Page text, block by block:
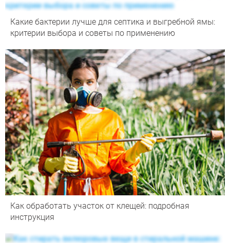
Какие бактерии лучше для септика и выгребной ямы:
критерии выбора и советы по применению
Как обработать участок от клещей: подробная
инструкция